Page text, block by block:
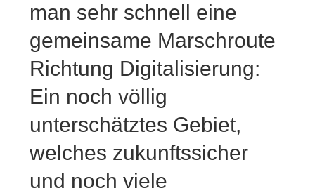
man sehr schnell eine
gemeinsame Marschroute
Richtung Digitalisierung:
Ein noch völlig
unterschätztes Gebiet,
welches zukunftssicher
und noch viele